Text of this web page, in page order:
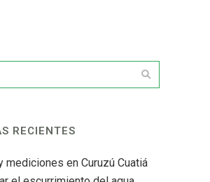
RECIENTES
mediciones en Curuzú Cuatiá